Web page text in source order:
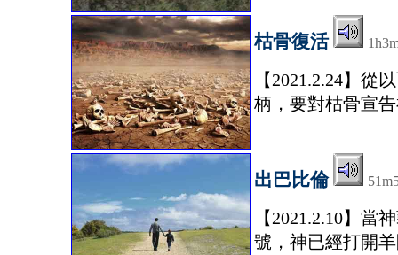
枯骨復活
【2021.2.24】從
柄，要對枯骨宣
出巴比倫
【2021.2.10】
號，神已經打開